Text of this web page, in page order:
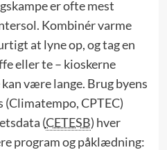
er ofte mest
Kombinér varme
at lyne op, og tag en
eller te – kioskerne
være lange. Brug byens
CPTEC)
(CETESB) hver
program og påklædning: